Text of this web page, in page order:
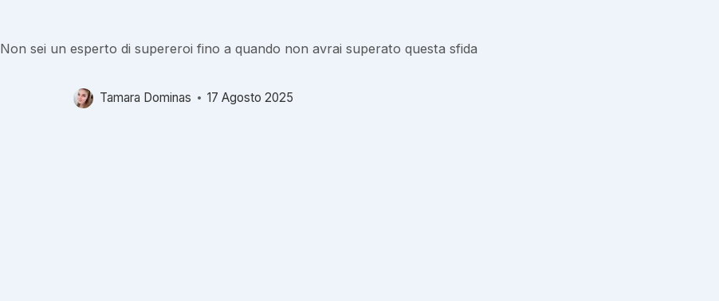
Non sei un esperto di supereroi fino a quando non avrai superato questa sfida
Tamara Dominas 17 Agosto 2025